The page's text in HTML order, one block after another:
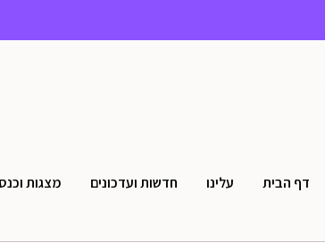
דף הבית עלינו חדשות ועדכונים מצגות